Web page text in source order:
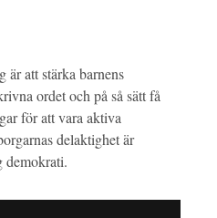
är att stärka barnens
ordet och på så sätt få
för att vara aktiva
delaktighet är
demokrati.